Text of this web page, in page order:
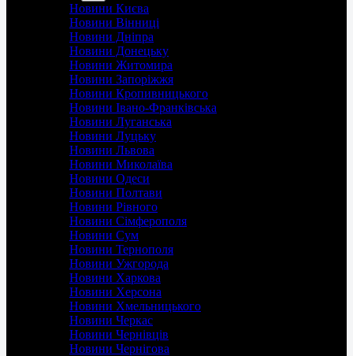
Новини Києва
Новини Вінниці
Новини Дніпра
Новини Донецьку
Новини Житомира
Новини Запоріжжя
Новини Кропивницького
Новини Івано-Франківська
Новини Луганська
Новини Луцьку
Новини Львова
Новини Миколаїва
Новини Одеси
Новини Полтави
Новини Рівного
Новини Сімферополя
Новини Сум
Новини Тернополя
Новини Ужгорода
Новини Харкова
Новини Херсона
Новини Хмельницького
Новини Черкас
Новини Чернівців
Новини Чернігова